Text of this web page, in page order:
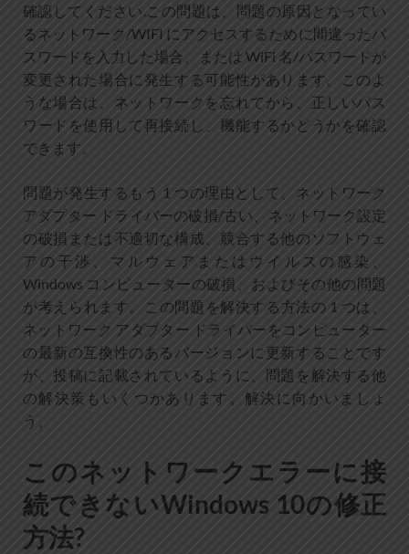
確認してください.この問題は、問題の原因となってい
るネットワーク/WIFI にアクセスするために間違ったパ
スワードを入力した場合、または WiFi 名/パスワードが
変更された場合に発生する可能性があります。このよ
うな場合は、ネットワークを忘れてから、正しいパス
ワードを使用して再接続し、機能するかどうかを確認
できます。
問題が発生するもう 1 つの理由として、ネットワーク
アダプター ドライバーの破損/古い、ネットワーク設定
の破損または不適切な構成、競合する他のソフトウェ
アの干渉、マルウェアまたはウイルスの感染、
Windows コンピューターの破損、およびその他の問題
が考えられます。この問題を解決する方法の 1 つは、
ネットワーク アダプター ドライバーをコンピューター
の最新の互換性のあるバージョンに更新することです
が、投稿に記載されているように、問題を解決する他
の解決策もいくつかあります。解決に向かいましょ
う。
このネットワークエラーに接
続できないWindows 10の修正
方法?